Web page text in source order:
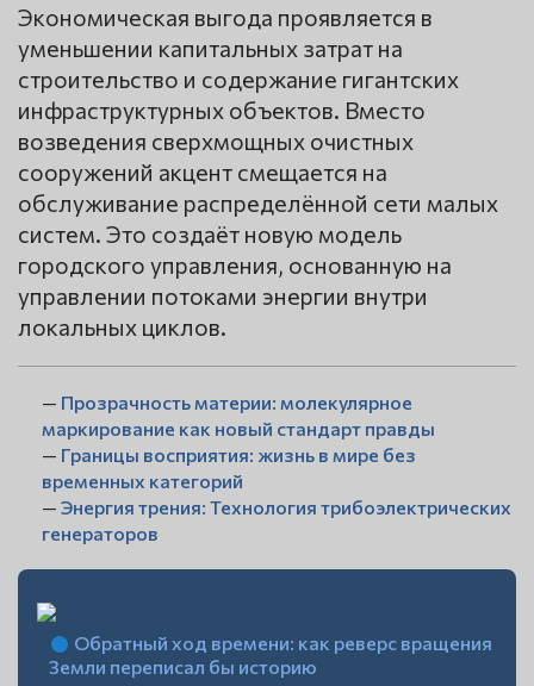
Экономическая выгода проявляется в
уменьшении капитальных затрат на
строительство и содержание гигантских
инфраструктурных объектов. Вместо
возведения сверхмощных очистных
сооружений акцент смещается на
обслуживание распределённой сети малых
систем. Это создаёт новую модель
городского управления, основанную на
управлении потоками энергии внутри
локальных циклов.
— Прозрачность материи: молекулярное
маркирование как новый стандарт правды
— Границы восприятия: жизнь в мире без
временных категорий
— Энергия трения: Технология трибоэлектрических
генераторов
Обратный ход времени: как реверс вращения
Земли переписал бы историю